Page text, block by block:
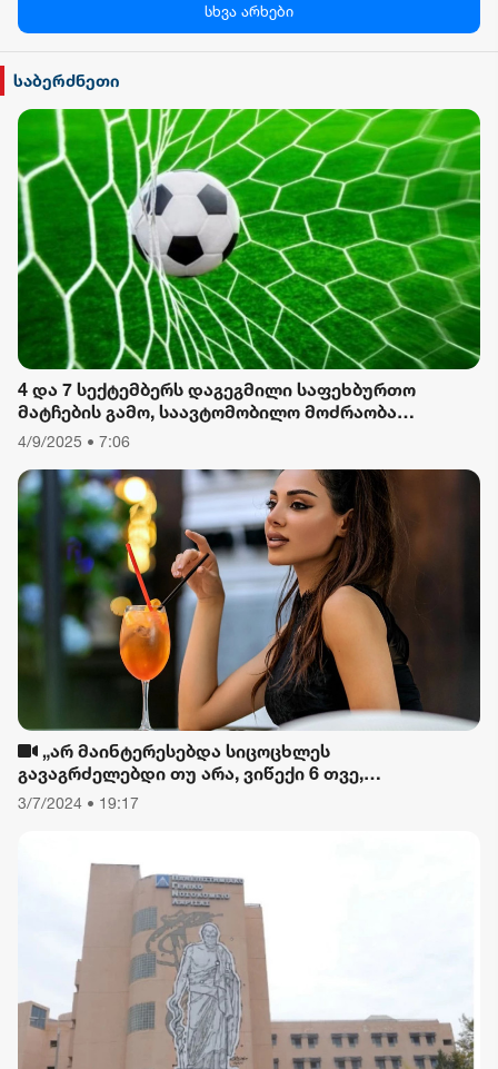
სილქ უნივერსალი
TV პირველი
ფორმულა
რიონი
სხვა არხები
საბერძნეთი
4 და 7 სექტემბერს დაგეგმილი საფეხბურთო
მატჩების გამო, საავტომობილო მოძრაობა
შეიზღუდება
4/9/2025 • 7:06
„არ მაინტერესებდა სიცოცხლეს
გავაგრძელებდი თუ არა, ვიწექი 6 თვე,
დავიწყებული მქონდა კვება, ფიზიკური მოძრაობა“
3/7/2024 • 19:17